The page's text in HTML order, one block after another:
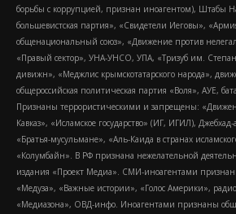
борьбы с коррупцией, признан иноагентом), Штабы
большевистская партия», «Свидетели Иеговы»,
общенациональный союз», «Движение против
«Правый сектор», УНА-УНСО, УПА, «Тризуб им.
дивижн», «Меджлис крымскотатарского народа»,
общероссийская политическая партия «Воля», АУЕ,
Признаны террористическими и запрещены:
Кавказ», «Исламское государство» (ИГ, ИГИЛ),
«Братья-мусульмане», «Аль-Каида в странах
«Колумбайн». В РФ признана нежелательной
издания «Проект Медиа». СМИ-иноагентами
«Медуза», «Важные истории», «Голос Америки»,
«Медиазона», ОВД-инфо. Иноагентами признаны